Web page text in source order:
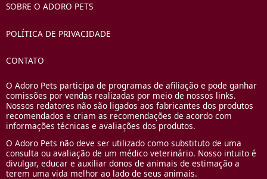
SOBRE O ADORO PETS
POLÍTICA DE PRIVACIDADE
CONTATO
O Adoro Pets participa de programas de afiliação e pode ganhar
comissões por vendas realizadas por meio de nossos links.
Nossos redatores não são ligados aos fabricantes dos produtos
recomendados e criam as recomendações de acordo com
informações técnicas e avaliações dos produtos.
O Adoro Pets não deve ser utilizado como substituto de uma
consulta ou avaliação de um médico veterinário. Nosso intuito é
divulgar, educar e auxiliar donos de animais de estimação a
terem uma vida melhor ao lado de seus animais.